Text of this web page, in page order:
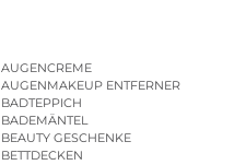
AUGENCREME
AUGENMAKEUP ENTFERNER
BADTEPPICH
BADEMÄNTEL
BEAUTY GESCHENKE
BETTDECKEN